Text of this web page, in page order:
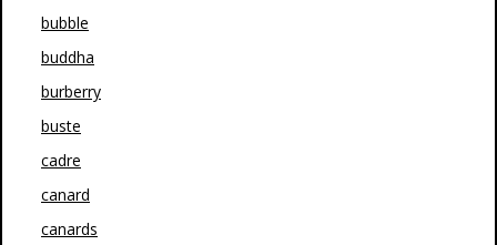
bubble
buddha
burberry
buste
cadre
canard
canards